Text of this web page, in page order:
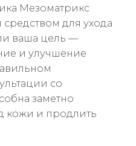
Мезоматрикс
для ухода
ваша цель —
и улучшение
со
заметно
кожи и продлить